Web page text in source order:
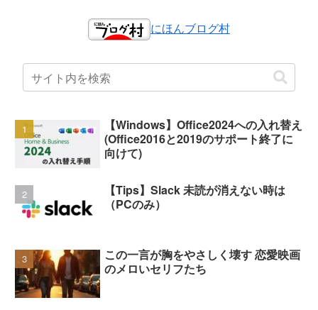
にほんブログ村
【Windows】Office2024への入れ替え
(Office2016と2019のサポート終了に
向けて)
【Tips】Slack 未読が消えない時は
（PCのみ）
この一言が胸をやさしく壊す 恋愛映画
のメロいセリフたち